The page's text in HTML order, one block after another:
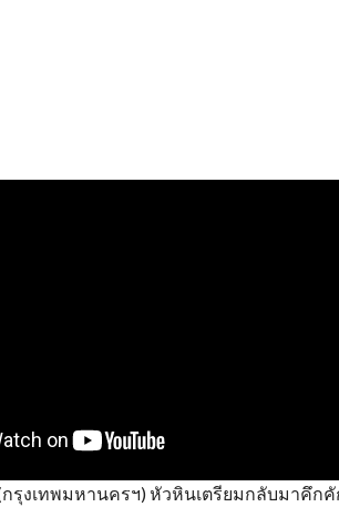
กรุงเทพมหานครฯ) หัวหินเตรียมกลับมาคึก